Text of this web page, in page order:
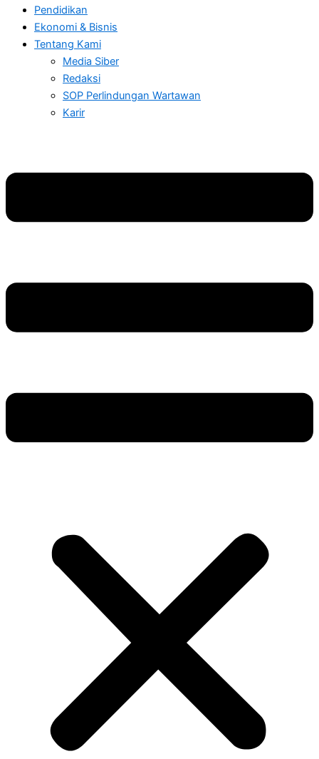
Pendidikan
Ekonomi & Bisnis
Tentang Kami
Media Siber
Redaksi
SOP Perlindungan Wartawan
Karir